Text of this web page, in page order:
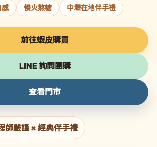
感 慢火熬糖 中壢在地伴手禮
前往蝦皮購買
LINE 詢問團購
查看門市
師嚴謹 × 經典伴手禮